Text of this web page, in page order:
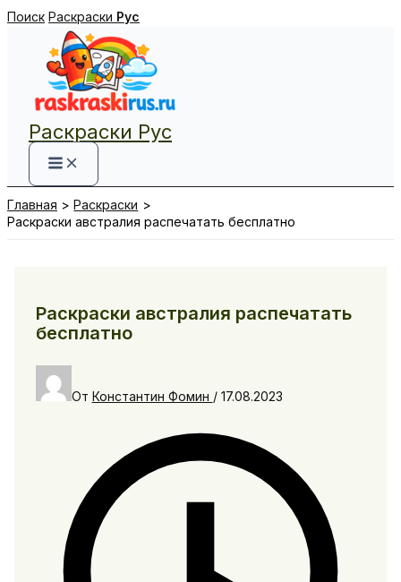
Перейти
содержимому
Поиск Раскраски Рус
Раскраски Рус
Главная
Раскраски
Раскраски австралия распечатать бесплатно
Раскраски австралия распечатать
бесплатно
От Константин Фомин / 17.08.2023